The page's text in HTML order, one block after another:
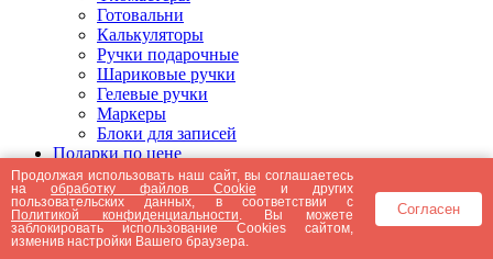
Готовальни
Калькуляторы
Ручки подарочные
Шариковые ручки
Гелевые ручки
Маркеры
Блоки для записей
Подарки по цене
Подарки от 5000 рублей
Подарки до 5000 рублей
Подарки до 3000 рублей
Подарки до 2000 рублей
Подарки до 1000 рублей
Продолжая использовать наш сайт, вы соглашаетесь
наобработку файлов Cookie и других
пользовательских данных, в соответствии с
Политикой конфиденциальности . Вы можете
заблокировать использование Cookies сайтом,
изменив настройки Вашего браузера.
Согласен